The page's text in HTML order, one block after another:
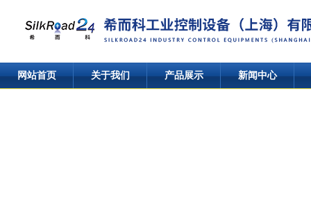
网站首页 关于我们 产品展示 新闻中心